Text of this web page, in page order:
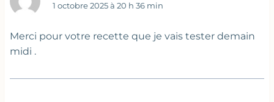
1 octobre 2025 à 20 h 36 min
Merci pour votre recette que je vais tester demain
midi .